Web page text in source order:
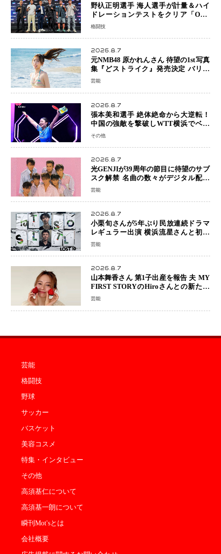
野杁正明選手 海人選手が計量＆ハイ
ドレーションテストをクリア「ONE
SAMURAI 2」決戦へ万全の準備整う
格闘技
2026.8.7
元NMB48 原かれんさん 待望の1st写真
集『どストライク』発売決定 バリで
魅せる25歳の新境地
芸能
2026.8.7
張本美和選手 絶体絶命から大逆転！
中国の強敵を撃破しWTT横浜でベス
ト8進出
その他
2026.8.7
光GENJIが39周年の節目に待望のサブ
スク解禁 名曲の数々がデジタル配信
へ 40周年へ向け1年間で全作品を順次
芸能
2026.8.7
小栗旬さんが5年ぶり民放連続ドラマ
レギュラー出演 横浜流星さんと初共
演『LOST10』で異色バディ結成
芸能
2026.8.7
山本舞香さん 第1子出産を報告 夫 MY
FIRST STORYのHiroさんとの新たな
家族生活「母子ともに健康」
芸能
芸能
格闘技
野球
サッカー
バスケット
美容コスメ
特集・インタビュー
その他
高須基仁について
高須基一朗について
瞬刊Mot'sとは
会社概要